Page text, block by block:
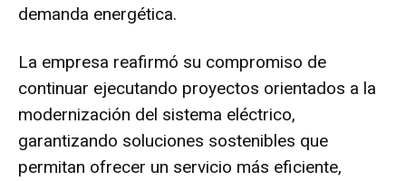
demanda energética.
La empresa reafirmó su compromiso de
continuar ejecutando proyectos orientados a la
modernización del sistema eléctrico,
garantizando soluciones sostenibles que
permitan ofrecer un servicio más eficiente,